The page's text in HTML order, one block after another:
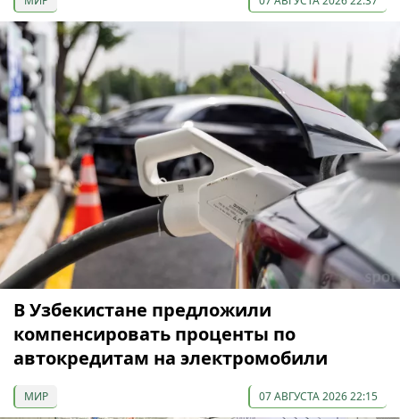
В Узбекистане предложили
компенсировать проценты по
автокредитам на электромобили
МИР 07 АВГУСТА 2026 22:15